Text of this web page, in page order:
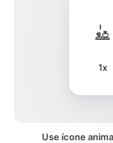
1x
Use ícone